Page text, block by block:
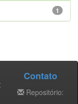
1
Contato
Repositório: